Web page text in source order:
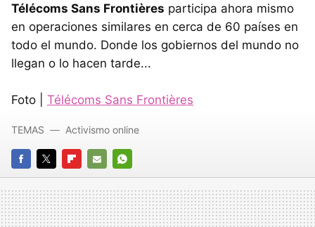
Télécoms Sans Frontières participa ahora mismo
en operaciones similares en cerca de 60 países en
todo el mundo. Donde los gobiernos del mundo no
llegan o lo hacen tarde...
Foto | Télécoms Sans Frontières
FACEBOOK
TWITTERFLIPBOARD
E-
MAIL
WHATSAPP
TEMAS Activismo online